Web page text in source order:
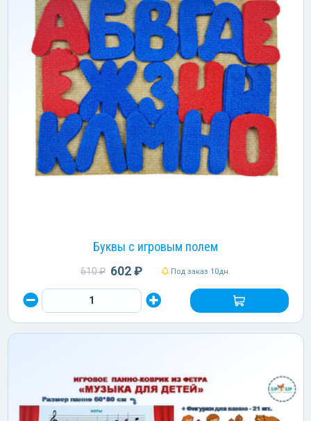
Буквы с игровым полем
610 ₽ 602 ₽ Под заказ 10дн.